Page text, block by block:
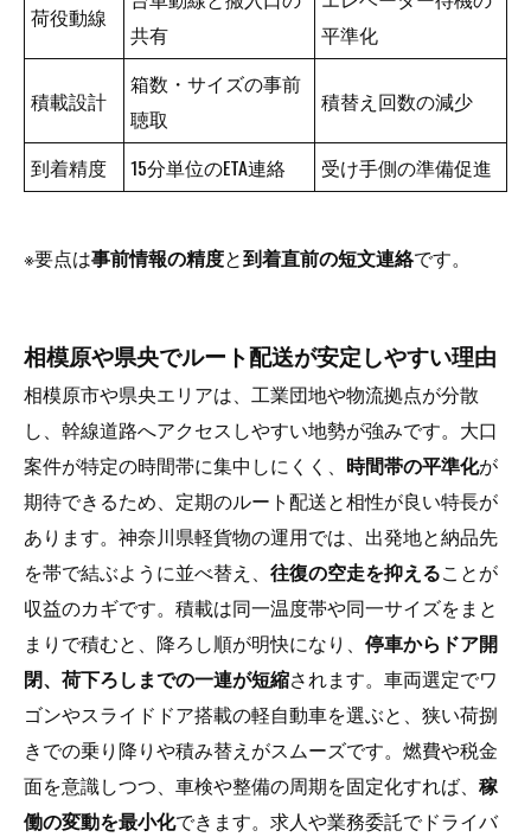
荷役動線
共有
平準化
積載設計
箱数・サイズの事前
聴取
積替え回数の減少
到着精度 15分単位のETA連絡 受け手側の準備促進
※要点は事前情報の精度と到着直前の短文連絡です。
相模原や県央でルート配送が安定しやすい理由
相模原市や県央エリアは、工業団地や物流拠点が分散
し、幹線道路へアクセスしやすい地勢が強みです。大口
案件が特定の時間帯に集中しにくく、 時間帯の平準化が
期待できるため、定期のルート配送と相性が良い特長が
あります。神奈川県軽貨物の運用では、出発地と納品先
を帯で結ぶように並べ替え、 往復の空走を抑えることが
収益のカギです。積載は同一温度帯や同一サイズをまと
まりで積むと、降ろし順が明快になり、 停車からドア開
閉、荷下ろしまでの一連が短縮されます。車両選定でワ
ゴンやスライドドア搭載の軽自動車を選ぶと、狭い荷捌
きでの乗り降りや積み替えがスムーズです。燃費や税金
面を意識しつつ、車検や整備の周期を固定化すれば、 稼
働の変動を最小化できます。求人や業務委託でドライバ